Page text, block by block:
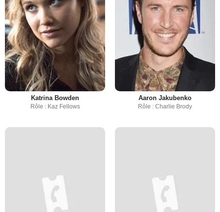
Katrina Bowden
Rôle : Kaz Fellows
Aaron Jakubenko
Rôle : Charlie Brody